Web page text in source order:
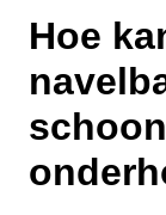
Hoe